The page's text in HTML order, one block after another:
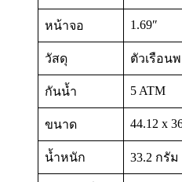
หน้าจอ 1.69″
วัสดุ ตัวเรือน
กันน้ำ 5 ATM
ขนาด 44.12 x
น้ำหนัก 33.2 กรัม